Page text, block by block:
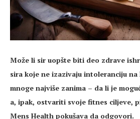
Može li sir uopšte biti deo zdrave
sira koje ne izazivaju intoleranciju
mnoge najviše zanima – da li je
a, ipak, ostvariti svoje fitnes ciljeve,
Mens Health pokušava da odgovori.